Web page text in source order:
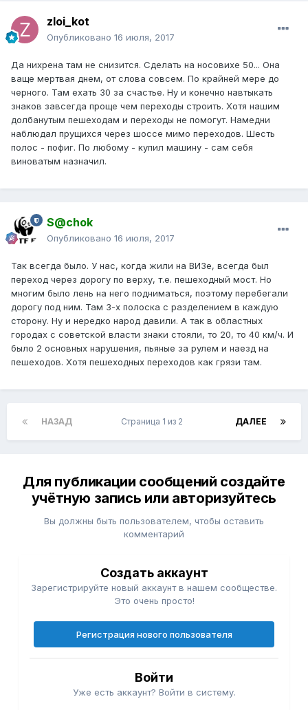
zloi_kot
Опубликовано 16 июля, 2017
Да нихрена там не снизится. Сделать на носовихе 50... Она
ваще мертвая днем, от слова совсем. По крайней мере до
черного. Там ехать 30 за счастье. Ну и конечно навтыкать
знаков завсегда проще чем переходы строить. Хотя нашим
долбанутым пешеходам и переходы не помогут. Намедни
наблюдал прущихся через шоссе мимо переходов. Шесть
полос - пофиг. По любому - купил машину - сам себя
виноватым назначил.
S@chok
Опубликовано 16 июля, 2017
Так всегда было. У нас, когда жили на ВИЗе, всегда был
переход через дорогу по верху, т.е. пешеходный мост. Но
многим было лень на него подниматься, поэтому перебегали
дорогу под ним. Там 3-х полоска с разделением в каждую
сторону. Ну и нередко народ давили. А так в областных
городах с советской власти знаки стояли, то 20, то 40 км/ч. И
было 2 основных нарушения, пьяные за рулем и наезд на
пешеходов. Хотя пешеходных переходов как грязи там.
НАЗАД ДАЛЕЕ
Страница 1 из 2
Для публикации сообщений создайте
учётную запись или авторизуйтесь
Вы должны быть пользователем, чтобы оставить
комментарий
Создать аккаунт
Зарегистрируйте новый аккаунт в нашем сообществе.
Это очень просто!
Регистрация нового пользователя
Войти
Уже есть аккаунт? Войти в систему.